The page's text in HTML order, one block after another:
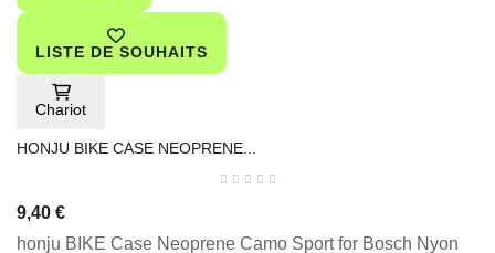
LISTE DE SOUHAITS
Chariot
HONJU BIKE CASE NEOPRENE...
9,40 €
honju BIKE Case Neoprene Camo Sport for Bosch Nyon